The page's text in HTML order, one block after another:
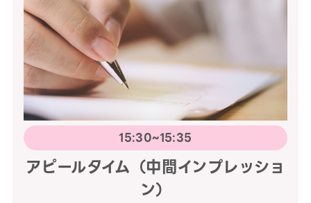
15:30~15:35
アピールタイム（中間インプレッショ
ン）